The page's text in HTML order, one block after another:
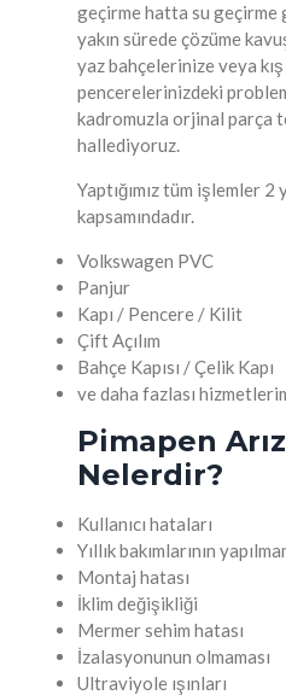
geçirme hatta su geçirme
yakın sürede çözüme
yaz bahçelerinize veya
pencerelerinizdeki
kadromuzla orjinal parça
hallediyoruz.
Yaptığımız tüm işlemler 2
kapsamındadır.
Volkswagen PVC
Panjur
Kapı / Pencere / Kilit
Çift Açılım
Bahçe Kapısı / Çelik Kapı
ve daha fazlası
Pimapen
Nelerdir?
Kullanıcı hataları
Yıllık bakımlarının
Montaj hatası
İklim değişikliği
Mermer sehim hatası
İzalasyonunun olmaması
Ultraviyole ışınları